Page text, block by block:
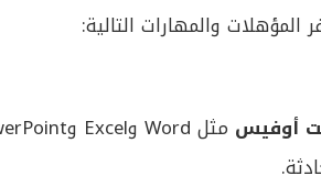
والمهارات التالية:
أوفيس مثل Word وExcel وPowerPoint.